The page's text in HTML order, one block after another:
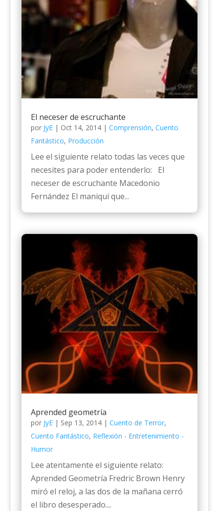
El neceser de escruchante
por JyE| Oct 14, 2014| Comprensión, Cuento
Fantástico, Producción
Lee el siguiente relato todas las veces que
necesites para poder entenderlo: El
neceser de escruchante Macedonio
Fernández El maniquí que...
Aprended geometría
por JyE| Sep 13, 2014| Cuento de Terror,
Cuento Fantástico, Reflexión - Entretenimiento -
Humor
Lee atentamente el siguiente relato:
Aprended Geometría Fredric Brown Henry
miró el reloj, a las dos de la mañana cerró
el libro desesperado....